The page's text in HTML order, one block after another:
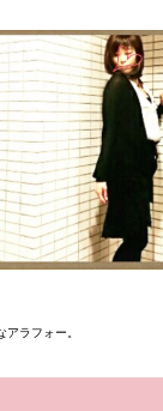
ラフォー。